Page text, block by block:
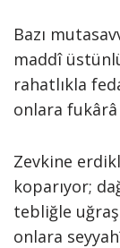
Bazı
maddî
rahatlıkla
onlara fukârâ
Zevkine
koparıyor;
tebliğle
onlara